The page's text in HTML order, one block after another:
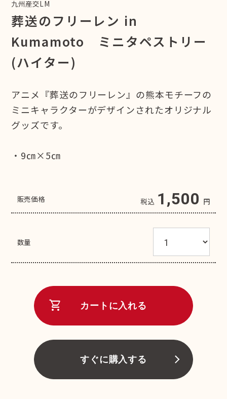
九州産交LM
葬送のフリーレン in
Kumamoto ミニタペストリー
(ハイター)
アニメ『葬送のフリーレン』の熊本モチーフの
ミニキャラクターがデザインされたオリジナル
グッズです。
・9㎝×5㎝
販売価格 税込 1,500 円
数量
shopping_cart カートに入れる
すぐに購入する